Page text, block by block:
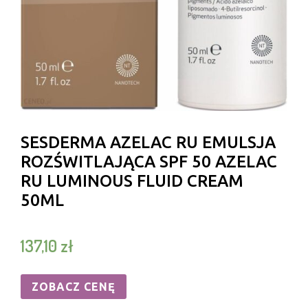
SESDERMA AZELAC RU EMULSJA
ROZŚWITLAJĄCA SPF 50 AZELAC
RU LUMINOUS FLUID CREAM
50ML
137,10 zł
ZOBACZ CENĘ